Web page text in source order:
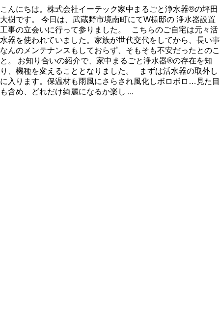
こんにちは。株式会社イーテック家中まるごと浄水器®の坪田
大樹です。 今日は、武蔵野市境南町にてW様邸の 浄水器設置
工事の立会いに行って参りました。 こちらのご自宅は元々活
水器を使われていました。家族が世代交代をしてから、長い事
なんのメンテナンスもしておらず、そもそも不安だったとのこ
と。 お知り合いの紹介で、家中まるごと浄水器®の存在を知
り、機種を変えることとなりました。 まずは活水器の取外し
に入ります。保温材も雨風にさらされ風化しボロボロ…見た目
も含め、どれだけ綺麗になるか楽し ...